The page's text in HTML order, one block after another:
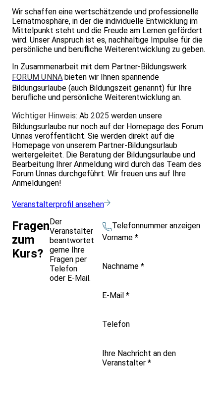
Wir schaffen eine wertschätzende und professionelle
Lernatmosphäre, in der die individuelle Entwicklung im
Mittelpunkt steht und die Freude am Lernen gefördert
wird. Unser Anspruch ist es, nachhaltige Impulse für die
persönliche und berufliche Weiterentwicklung zu geben.
In Zusammenarbeit mit dem Partner-Bildungswerk
FORUM UNNA bieten wir Ihnen spannende
Bildungsurlaube (auch Bildungszeit genannt) für Ihre
berufliche und persönliche Weiterentwicklung an.
Wichtiger Hinweis: Ab2025 werden unsere
Bildungsurlaube nur noch auf der Homepage des Forum
Unnas veröffentlicht. Sie werden direkt auf die
Homepage von unserem Partner-Bildungsurlaub
weitergeleitet. Die Beratung der Bildungsurlaube und
Bearbeitung Ihrer Anmeldung wird durch das Team des
Forum Unnas durchgeführt. Wir freuen uns auf Ihre
Anmeldungen!
Veranstalterprofil ansehen
Fragen
zum
Kurs?
Der
Veranstalter
beantwortet
gerne Ihre
Fragen per
Telefon
oder E-Mail.
Telefonnummer anzeigen
Vorname *
Nachname *
E-Mail *
Telefon
Ihre Nachricht an den
Veranstalter *